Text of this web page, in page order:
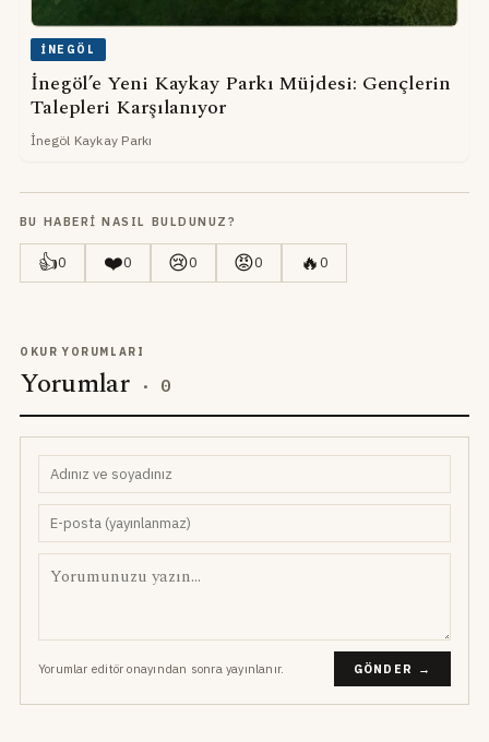
İNEGÖL
İnegöl’e Yeni Kaykay Parkı Müjdesi: Gençlerin
Talepleri Karşılanıyor
İnegöl Kaykay Parkı
BU HABERI NASIL BULDUNUZ?
👍0 ❤️0 😢0 😡0 🔥0
OKUR YORUMLARI
Yorumlar · 0
Yorumlar editör onayından sonra yayınlanır. GÖNDER →